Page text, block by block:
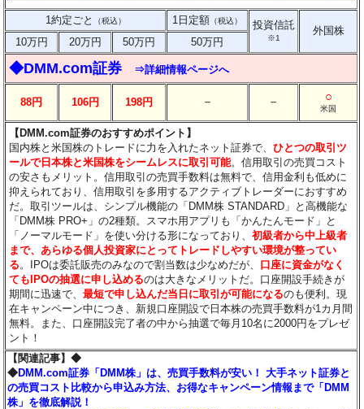
1約定ごと （税込） 1日定額 （税込） 投資信託
※1
外国株
10万円
20万円 50万円 50万円
◆DMM.com証券 ⇒詳細情報ページへ
88円 106円 198円 － － ○
米国
【DMM.com証券のおすすめポイント】
国内株と米国株のトレードに力を入れたネット証券で、ひとつの取引ツ
ールで日本株と米国株をシームレスに取引可能。信用取引の売買コスト
の安さもメリット。信用取引の売買手数料は無料で、信用金利も低めに
抑えられており、信用取引を多用するアクティブトレーダーにおすすめ
だ。取引ツールは、シンプル機能の「DMM株 STANDARD」と高機能な
「DMM株 PRO+」の2種類。スマホ用アプリも「かんたんモード」と
「ノーマルモード」を使い分ける形になっており、初級者から中上級者
まで、あらゆる個人投資家にとってトレードしやすい環境が整ってい
る 。IPOは委託販売のみなので割当数は少なめだが、 口座に資金がなく
てもIPOの抽選に申し込めるのは大きなメリットだ。口座開設手続きが
期間に迅速で、最短で申し込んだ当日に取引が可能になるのも便利。現
在キャンペーン中につき、新規口座開設で日本株の売買手数料が1カ月間
無料。また、口座開設完了者の中から抽選で毎月10名に2000円をプレゼ
ント！
【関連記事】◆
◆DMM.com証券「DMM株」は、売買手数料が安い！ 大手ネット証券と
の売買コスト比較から申込み方法、お得なキャンペーン情報まで「DMM
株」を徹底解説！